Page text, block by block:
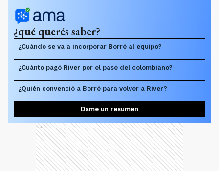
¿Cuánto pagó River por el pase del colombiano?
¿Quién convenció a Borré para volver a River?
Dame un resumen
Ads